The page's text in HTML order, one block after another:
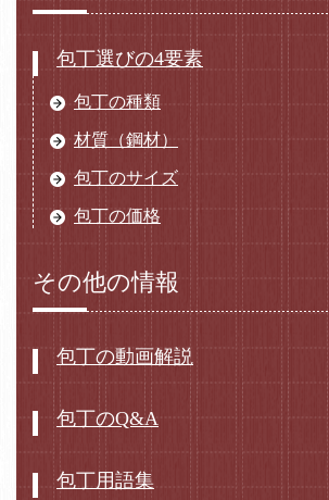
包丁選びの4要素
包丁の種類
材質（鋼材）
包丁のサイズ
包丁の価格
その他の情報
包丁の動画解説
包丁のQ&A
包丁用語集